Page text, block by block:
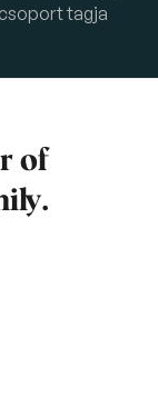
csoport tagja
of